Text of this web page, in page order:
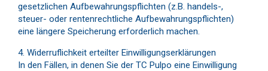
gesetzlichen Aufbewahrungspflichten (z.B. handels-,
steuer- oder rentenrechtliche Aufbewahrungspflichten)
eine längere Speicherung erforderlich machen.
4. Widerruflichkeit erteilter Einwilligungserklärungen
In den Fällen, in denen Sie der TC Pulpo eine Einwilligung